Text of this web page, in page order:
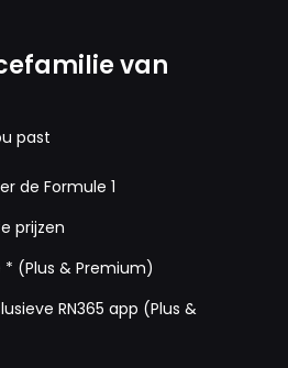
van
past
de Formule 1
prijzen
(Plus & Premium)
RN365 app (Plus &